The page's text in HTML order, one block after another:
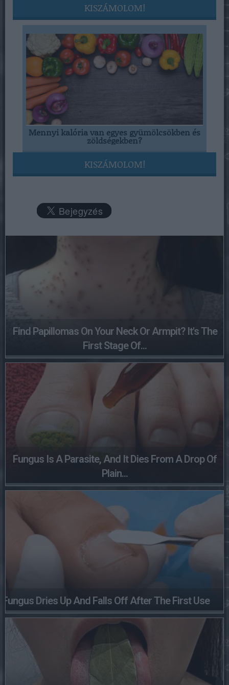
KISZÁMOLOM!
Mennyi kalória van egyes gyümölcsökben és
zöldségekben?
KISZÁMOLOM!
Find Papillomas On Your Neck Or Armpit? It's The
First Stage Of...
Fungus Is A Parasite, And It Dies From A Drop Of
Plain...
Fungus Dries Up And Falls Off After The First Use